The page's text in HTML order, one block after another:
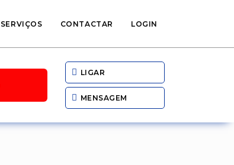
SERVIÇOS CONTACTAR LOGIN
LIGAR
MENSAGEM